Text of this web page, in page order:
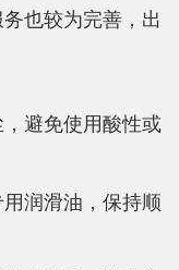
也较为完善，出
避免使用酸性或
润滑油，保持顺